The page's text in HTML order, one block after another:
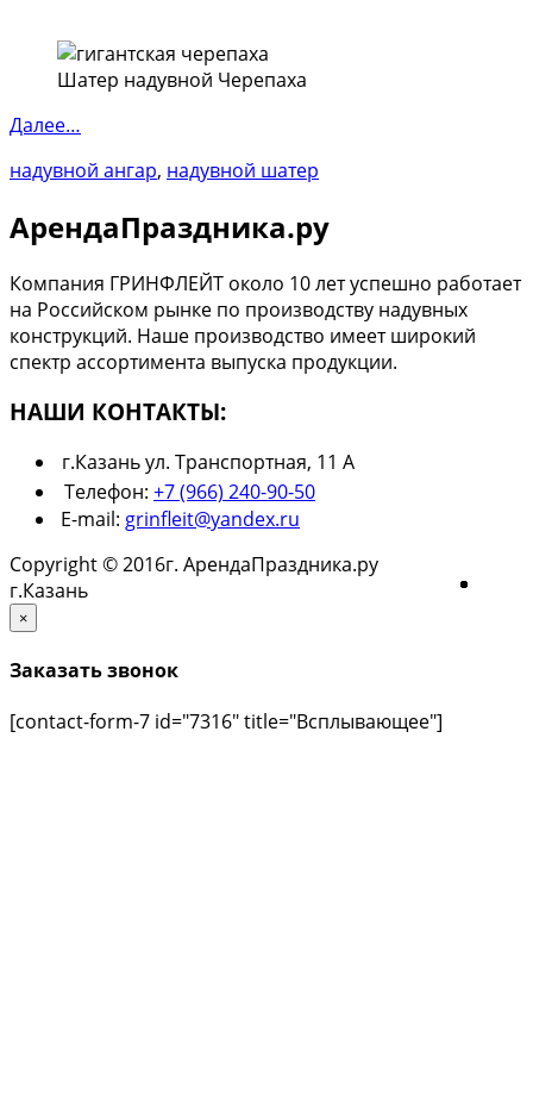
Шатер надувной Черепаха
Далее…
надувной ангар, надувной шатер
АрендаПраздника.ру
Компания ГРИНФЛЕЙТ около 10 лет успешно работает
на Российском рынке по производству надувных
конструкций. Наше производство имеет широкий
спектр ассортимента выпуска продукции.
НАШИ КОНТАКТЫ:
г.Казань ул. Транспортная, 11 А
Телефон: +7 (966) 240-90-50
E-mail: grinfleit@yandex.ru
Copyright © 2016г. АрендаПраздника.ру
г.Казань
×
Заказать звонок
[contact-form-7 id="7316" title="Всплывающее"]